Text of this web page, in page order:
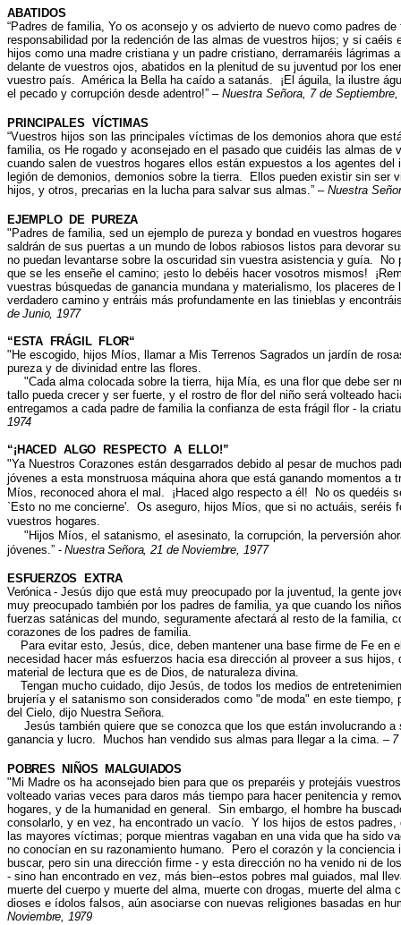
ABATIDOS
“Padres de familia, Yo os aconsejo y os advierto de nuevo como padres
responsabilidad por la redención de las almas de vuestros hijos; y si caéis
hijos como una madre cristiana y un padre cristiano, derramaréis lágrimas
delante de vuestros ojos, abatidos en la plenitud de su juventud por los
vuestro país. América la Bella ha caído a satanás. ¡El águila, la ilustre
el pecado y corrupción desde adentro!” – Nuestra Señora, 7 de Septiembre,
PRINCIPALES VÍCTIMAS
“Vuestros hijos son las principales víctimas de los demonios ahora que
familia, os He rogado y aconsejado en el pasado que cuidéis las almas de
cuando salen de vuestros hogares ellos están expuestos a los agentes
legión de demonios, demonios sobre la tierra. Ellos pueden existir sin ser
hijos, y otros, precarias en la lucha para salvar sus almas.” – Nuestra
EJEMPLO DE PUREZA
" Padres de familia, sed un ejemplo de pureza y bondad en vuestros
saldrán de sus puertas a un mundo de lobos rabiosos listos para devorar
no puedan levantarse sobre la oscuridad sin vuestra asistencia y guía. No
que se les enseñe el camino; ¡esto lo debéis hacer vosotros mismos!
vuestras búsquedas de ganancia mundana y materialismo, los placeres
verdadero camino y entráis más profundamente en las tinieblas y
de Junio, 1977
“ESTA FRÁGIL FLOR“
" He escogido, hijos Míos, llamar a Mis Terrenos Sagrados un jardín de
pureza y de divinidad entre las flores.
"Cada alma colocada sobre la tierra, hija Mía, es una flor que debe ser
tallo pueda crecer y ser fuerte, y el rostro de flor del niño será volteado
entregamos a cada padre de familia la confianza de esta frágil flor - la
1974
“¡HACED ALGO RESPECTO A ELLO!”
"Ya Nuestros Corazones están desgarrados debido al pesar de muchos
jóvenes a esta monstruosa máquina ahora que está ganando momentos
Míos, reconoced ahora el mal. ¡Haced algo respecto a él! No os quedéis
`Esto no me concierne'. Os aseguro, hijos Míos, que si no actuáis, seréis
vuestros hogares.
" Hijos Míos, el satanismo, el asesinato, la corrupción, la perversión
jóvenes.” -Nuestra Señora, 21 de Noviembre, 1977
ESFUERZOS EXTRA
Verónica - Jesús dijo que está muy preocupado por la juventud, la gente
muy preocupado también por los padres de familia, ya que cuando los
fuerzas satánicas del mundo, seguramente afectará al resto de la familia,
corazones de los padres de familia.
Para evitar esto, Jesús, dice, deben mantener una base firme de Fe en
necesidad hacer más esfuerzos hacia esa dirección al proveer a sus
material de lectura que es de Dios, de naturaleza divina.
Tengan mucho cuidado, dijo Jesús, de todos los medios de
brujería y el satanismo son considerados como "de moda" en este
del Cielo, dijo Nuestra Señora.
Jesús también quiere que se conozca que los que están involucrando
ganancia y lucro. Muchos han vendido sus almas para llegar a la cima. –
POBRES NIÑOS MALGUIADOS
" Mi Madre os ha aconsejado bien para que os preparéis y protejáis
volteado varias veces para daros más tiempo para hacer penitencia y
hogares, y de la humanidad en general. Sin embargo, el hombre ha
consolarlo, y en vez, ha encontrado un vacío. Y los hijos de estos
las mayores víctimas; porque mientras vagaban en una vida que ha sido
no conocían en su razonamiento humano. Pero el corazón y la conciencia
buscar, pero sin una dirección firme - y esta dirección no ha venido ni de
- sino han encontrado en vez, más bien--estos pobres mal guiados, mal
muerte del cuerpo y muerte del alma, muerte con drogas, muerte del alma
dioses e ídolos falsos, aún asociarse con nuevas religiones basadas en
Noviembre, 1979